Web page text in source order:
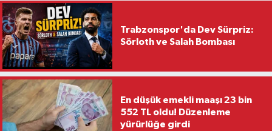
Trabzonspor'da Dev Sürpriz:
Sörloth ve Salah Bombası
En düşük emekli maaşı 23 bin
552 TL oldu! Düzenleme
yürürlüğe girdi